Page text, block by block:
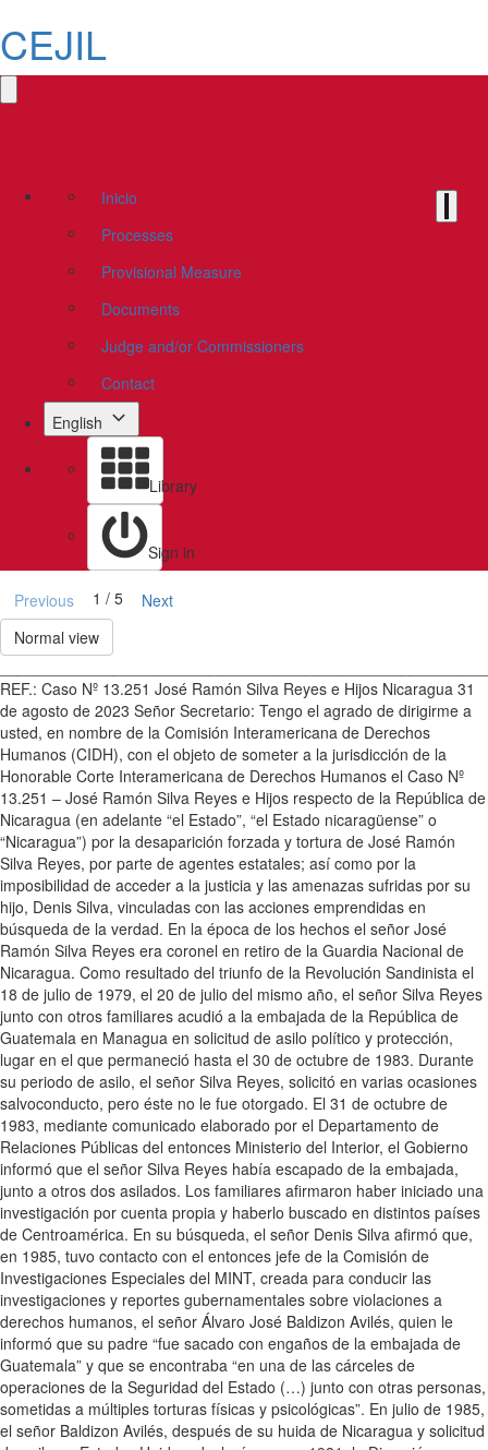
CEJIL
Inicio
Processes
Provisional Measure
Documents
Judge and/or Commissioners
Contact
English
Library
Sign in
Previous 1 / 5
Next
Normal view
REF.: Caso Nº 13.251 José Ramón Silva Reyes e Hijos Nicaragua 31
de agosto de 2023 Señor Secretario: Tengo el agrado de dirigirme a
usted, en nombre de la Comisión Interamericana de Derechos
Humanos (CIDH), con el objeto de someter a la jurisdicción de la
Honorable Corte Interamericana de Derechos Humanos el Caso Nº
13.251 – José Ramón Silva Reyes e Hijos respecto de la República de
Nicaragua (en adelante “el Estado”, “el Estado nicaragüense” o
“Nicaragua”) por la desaparición forzada y tortura de José Ramón
Silva Reyes, por parte de agentes estatales; así como por la
imposibilidad de acceder a la justicia y las amenazas sufridas por su
hijo, Denis Silva, vinculadas con las acciones emprendidas en
búsqueda de la verdad. En la época de los hechos el señor José
Ramón Silva Reyes era coronel en retiro de la Guardia Nacional de
Nicaragua. Como resultado del triunfo de la Revolución Sandinista el
18 de julio de 1979, el 20 de julio del mismo año, el señor Silva Reyes
junto con otros familiares acudió a la embajada de la República de
Guatemala en Managua en solicitud de asilo político y protección,
lugar en el que permaneció hasta el 30 de octubre de 1983. Durante
su periodo de asilo, el señor Silva Reyes, solicitó en varias ocasiones
salvoconducto, pero éste no le fue otorgado. El 31 de octubre de
1983, mediante comunicado elaborado por el Departamento de
Relaciones Públicas del entonces Ministerio del Interior, el Gobierno
informó que el señor Silva Reyes había escapado de la embajada,
junto a otros dos asilados. Los familiares afirmaron haber iniciado una
investigación por cuenta propia y haberlo buscado en distintos países
de Centroamérica. En su búsqueda, el señor Denis Silva afirmó que,
en 1985, tuvo contacto con el entonces jefe de la Comisión de
Investigaciones Especiales del MINT, creada para conducir las
investigaciones y reportes gubernamentales sobre violaciones a
derechos humanos, el señor Álvaro José Baldizon Avilés, quien le
informó que su padre “fue sacado con engaños de la embajada de
Guatemala” y que se encontraba “en una de las cárceles de
operaciones de la Seguridad del Estado (…) junto con otras personas,
sometidas a múltiples torturas físicas y psicológicas”. En julio de 1985,
el señor Baldizon Avilés, después de su huida de Nicaragua y solicitud